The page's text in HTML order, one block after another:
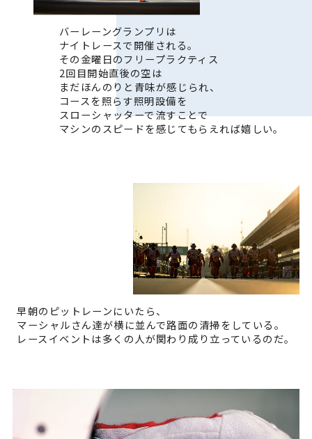
バーレーングランプリは
ナイトレースで開催される。
その金曜日のフリープラクティス
2回目開始直後の空は
まだほんのりと青味が感じられ、
コースを照らす照明設備を
スローシャッターで流すことで
マシンのスピードを感じてもらえれば嬉しい。
早朝のピットレーンにいたら、
マーシャルさん達が横に並んで路面の清掃をしている。
レースイベントは多くの人が関わり成り立っているのだ。